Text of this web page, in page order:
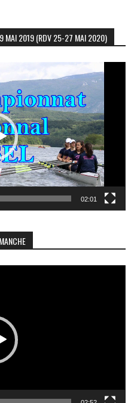
MAI 2019 (RDV 25-27 MAI 2020)
02:01